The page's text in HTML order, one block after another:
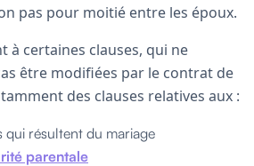
pas pour moitié entre les époux.
à certaines clauses, qui ne
être modifiées par le contrat de
des clauses relatives aux :
qui résultent du mariage
parentale